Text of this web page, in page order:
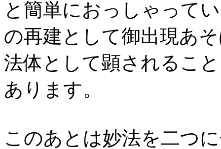
と簡単におっしゃって
の再建として御出現あ
法体として顕されるこ
あります。
このあとは妙法を二つ